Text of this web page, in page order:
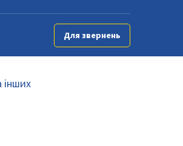
Для звернень